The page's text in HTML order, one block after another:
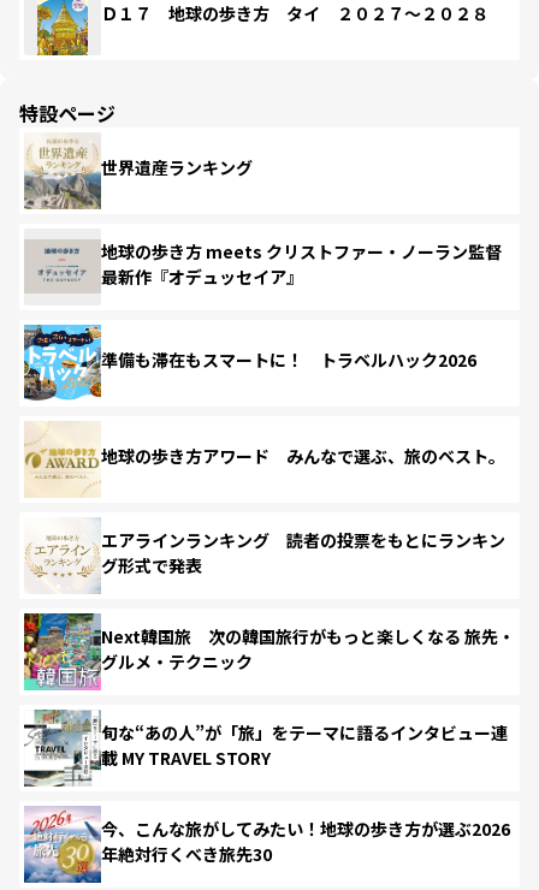
Ｄ１７ 地球の歩き方 タイ ２０２７～２０２８
特設ページ
世界遺産ランキング
地球の歩き方 meets クリストファー・ノーラン監督
最新作『オデュッセイア』
準備も滞在もスマートに！ トラベルハック2026
地球の歩き方アワード みんなで選ぶ、旅のベスト。
エアラインランキング 読者の投票をもとにランキン
グ形式で発表
Next韓国旅 次の韓国旅行がもっと楽しくなる 旅先・
グルメ・テクニック
旬な“あの人”が「旅」をテーマに語るインタビュー連
載 MY TRAVEL STORY
今、こんな旅がしてみたい！地球の歩き方が選ぶ2026
年絶対行くべき旅先30